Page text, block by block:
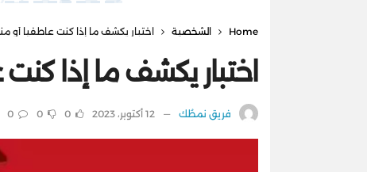
Home الشخصية اختبار يكشف ما إذا كنت عاطفياً أو
اختبار يكشف ما إذا
فريق نمطُك 12 أكتوبر، 2023 0
0
0